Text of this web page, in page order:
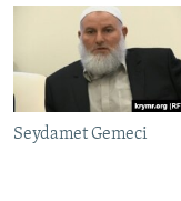
Seydamet Gemeci